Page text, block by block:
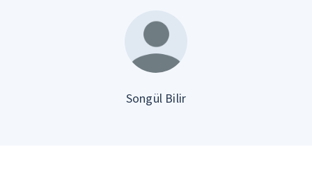
Songül Bilir